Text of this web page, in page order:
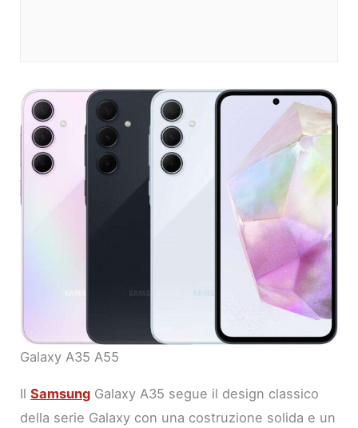
Galaxy A35 A55
IlSamsung Galaxy A35 segue il design classico
della serie Galaxy con una costruzione solida e un